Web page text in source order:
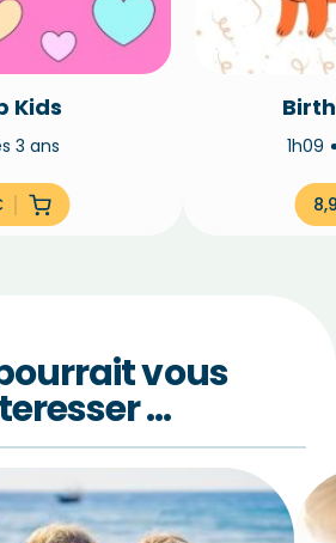
Kids
3 ans 1h09
vous
…